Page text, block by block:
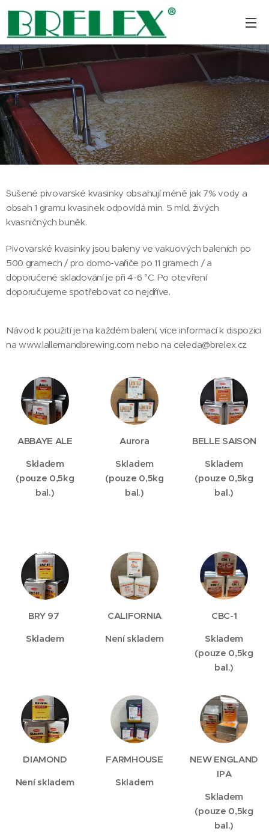
Sušené pivovarské kvasinky obsahují méně jak 7% vody a
obsah 1 gramu kvasinek odpovídá min. 5 mld. živých
kvasničných buněk.
Pivovarské kvasinky jsou baleny ve vakuových baleních po
500 gramech / pro domo-vařiče po 11 gramech / a
doporučené skladování je při 4-6 °C. Po otevření
doporučujeme spotřebovat co nejdříve.
Návod k použití je na každém balení, více informací k dispozici
na www.lallemandbrewing.com nebo na celeda@brelex.cz
ABBAYE ALE
Skladem
(pouze 0,5kg
bal.)
Aurora
Skladem
(pouze 0,5kg
bal.)
BELLE SAISON
Skladem
(pouze 0,5kg
bal.)
BRY 97
Skladem
CALIFORNIA
Není skladem
CBC-1
Skladem
(pouze 0,5kg
bal.)
DIAMOND
Není skladem
FARMHOUSE
Skladem
NEW ENGLAND
IPA
Skladem
(pouze 0,5kg
bal.)